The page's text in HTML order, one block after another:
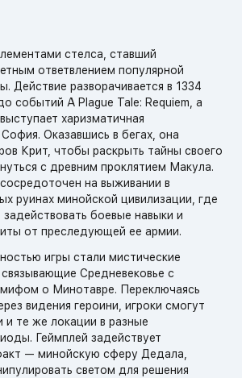
стелса, ставший
ответвлением популярной
Действие разворачивается в 1334
событий A Plague Tale: Requiem, а
харизматичная
Оказавшись в бегах, она
Крит, чтобы раскрыть тайны своего
с древним проклятием Макула.
на выживании в
руинах минойской цивилизации, где
боевые навыки и
от преследующей ее армии.
игры стали мистические
Средневековье с
мифом о Минотавре. Переключаясь
видения героини, игроки смогут
и те же локации в разные
Геймплей задействует
— минойскую сферу Дедала,
светом для решения